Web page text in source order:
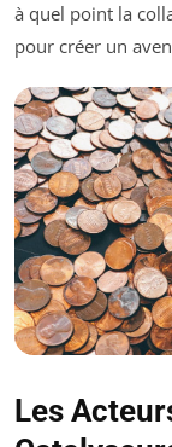
à quel point la
pour créer un
Les